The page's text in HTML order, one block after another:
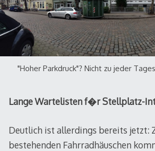
"Hoher Parkdruck"? Nicht zu jeder
Lange Wartelisten f�r Stellplatz-
Deutlich ist allerdings bereits jetzt:
bestehenden Fahrradhäuschen